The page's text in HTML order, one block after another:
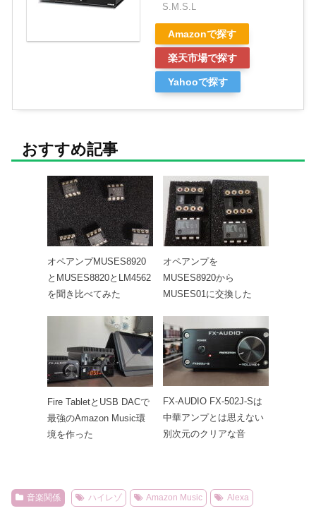
S.M.S.L
Amazonで探す
楽天市場で探す
Yahooで探す
おすすめ記事
オペアンプMUSES8920
とMUSES8820とLM4562
を聞き比べてみた
オペアンプを
MUSES8920から
MUSES01に交換した
Fire TabletとUSB DACで
最強のAmazon Music環
境を作った
FX-AUDIO FX-502J-Sは
中華アンプとは思えない
別次元のクリアな音
音楽関係 ハイレゾ Amazon Music Alexa